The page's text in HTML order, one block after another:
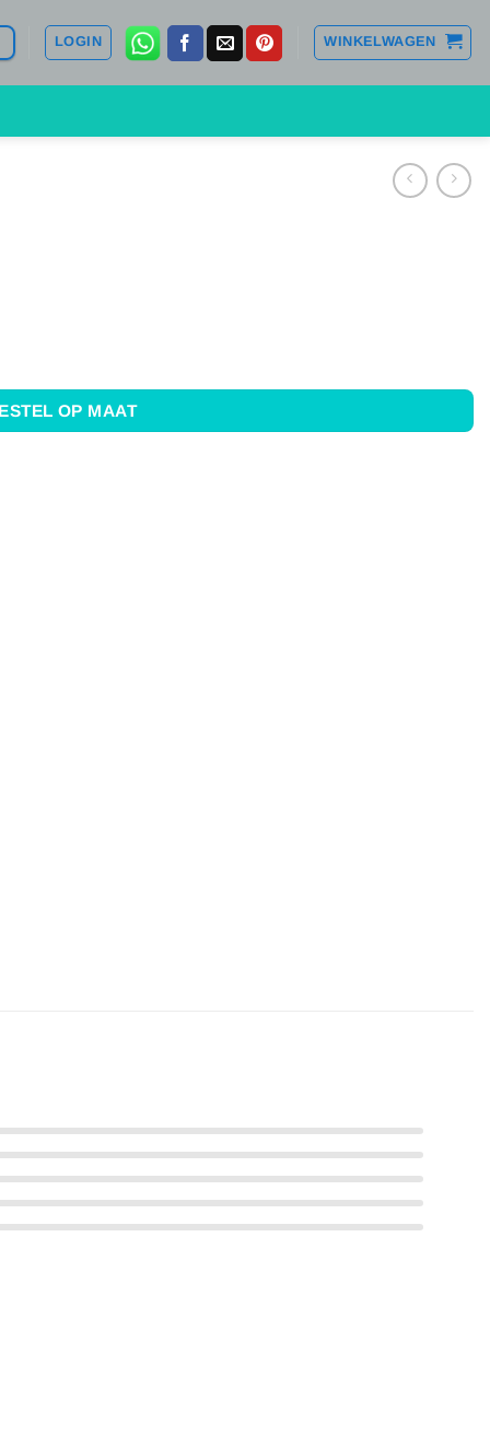
LOGIN WINKELWAGEN
OP MAAT